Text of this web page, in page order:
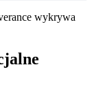
wykrywa